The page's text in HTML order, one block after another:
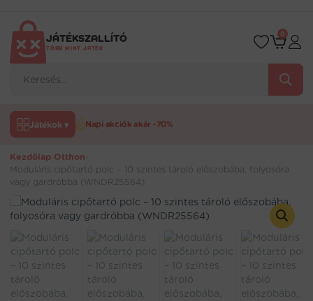
tartalomraJÁTÉKSZALLÍTÓ
TÖBB MINT JÁTÉK
search
0
Játékok ▾ Napi akciók akár -70%
Kezdőlap Otthon
Moduláris cipőtartó polc – 10 szintes tároló előszobába, folyosóra
vagy gardróbba (WNDR25564)